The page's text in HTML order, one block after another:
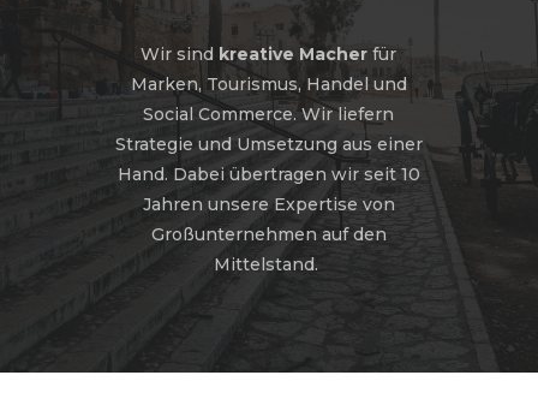
Wir sind kreative Macher für
Marken, Tourismus, Handel und
Social Commerce. Wir liefern
Strategie und Umsetzung aus einer
Hand. Dabei übertragen wir seit 10
Jahren unsere Expertise von
Großunternehmen auf den
Mittelstand.